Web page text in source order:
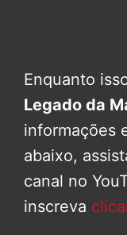
Enquanto
Legado da
informações
abaixo,
canal no
inscreva